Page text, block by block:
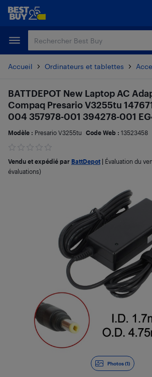
Passer
principal
Passer
Accueil Ordinateurs et tablettes
Photos (1)
BATTDEPOT New Laptop AC
Compaq Presario V3255tu
004 357978-001 394278-001
Modèle : Presario V3255tu Code Web : 13523458
Vendu et expédié par BattDepot Évaluation du
évaluations)